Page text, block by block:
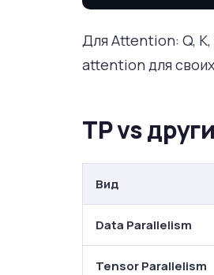
Для Attention: Q,
attention для
TP vs
Вид
Data Parallelism
Tensor Parallelism